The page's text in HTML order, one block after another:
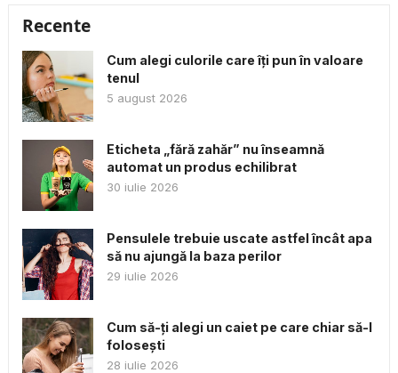
Recente
Cum alegi culorile care îți pun în valoare
tenul
5 august 2026
Eticheta „fără zahăr” nu înseamnă
automat un produs echilibrat
30 iulie 2026
Pensulele trebuie uscate astfel încât apa
să nu ajungă la baza perilor
29 iulie 2026
Cum să-ți alegi un caiet pe care chiar să-l
folosești
28 iulie 2026